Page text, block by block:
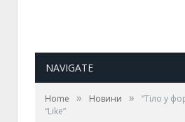
NAVIGATE
Home » Новини »
“Тіло у
“Like”